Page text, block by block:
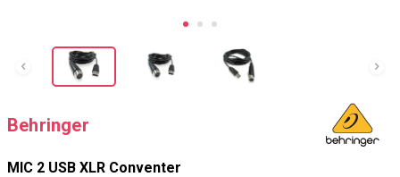
Behringer
MIC 2 USB XLR Conventer